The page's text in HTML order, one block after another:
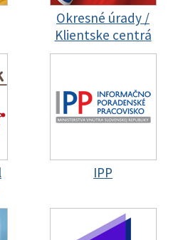
Okresné úrady /
Klientske centrá
IPP